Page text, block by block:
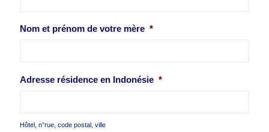
Nom et prénom de votre mère *
Adresse résidence en Indonésie *
Hôtel, n°rue, code postal, ville